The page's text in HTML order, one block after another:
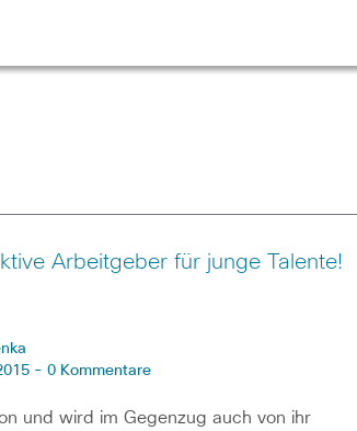
Arbeitgeber für junge Talente!
- 0 Kommentare
und wird im Gegenzug auch von ihr